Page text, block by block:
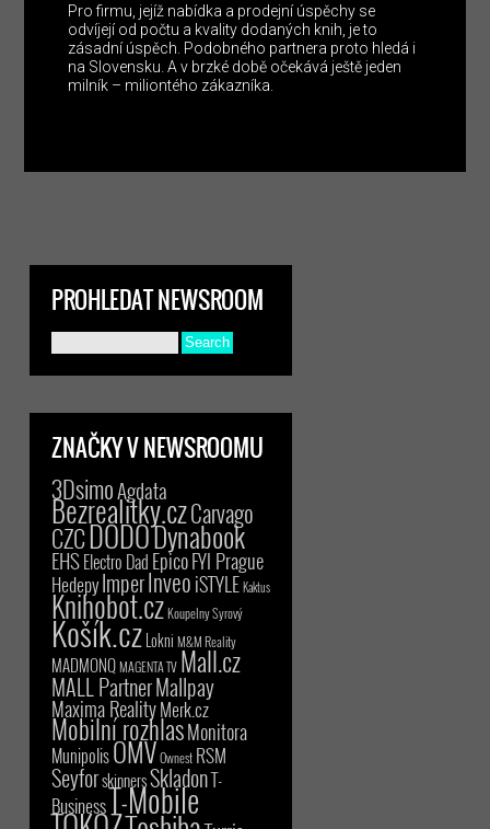
Pro firmu, jejíž nabídka a prodejní úspěchy se
odvíjejí od počtu a kvality dodaných knih, je to
zásadní úspěch. Podobného partnera proto hledá i
na Slovensku. A v brzké době očekává ještě jeden
milník – miliontého zákazníka.
PROHLEDAT NEWSROOM
ZNAČKY V NEWSROOMU
3DsimoAgdata
Bezrealitky.czCarvago
CZCDODODynabook
EHSElectro Dad EpicoFYI Prague
HedepyImperInveoiSTYLE Kaktus
Knihobot.czKoupelny Syrový
Košík.czLokni M&M Reality
MADMONQMAGENTA TV Mall.cz
MALL PartnerMallpay
Maxima RealityMerk.cz
Mobilní rozhlasMonitora
MunipolisOMVOwnest RSM
SeyforskinnersSkladonT-
BusinessT-Mobile